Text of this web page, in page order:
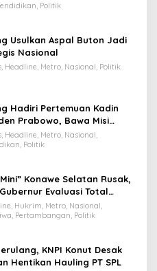
Politik
Usulkan Aspal Buton Jadi
Nasional
Headline, Metro, Nasional, Politik
Hadiri Pertemuan Kadin
Prabowo, Bawa Misi
Sultra
Headline, Metro, Nasional,
Politik
Konawe Selatan Rusak,
Gubernur Evaluasi Total
Hukrim, Metro, Nasional,
Pertambangan, Politik
KNPI Konut Desak
Hentikan Hauling PT SPL